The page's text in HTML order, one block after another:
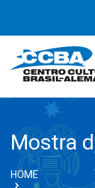
Mostra
HOME